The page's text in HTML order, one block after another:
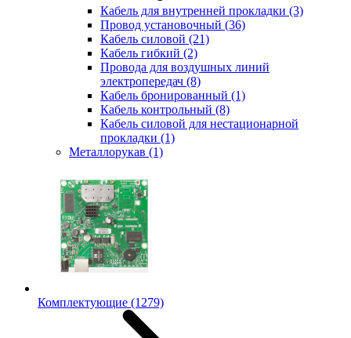
Кабель для внутренней прокладки (3)
Провод установочный (36)
Кабель силовой (21)
Кабель гибкий (2)
Провода для воздушных линий
электропередач (8)
Кабель бронированный (1)
Кабель контрольный (8)
Кабель силовой для нестационарной
прокладки (1)
Металлорукав (1)
Комплектующие (1279)